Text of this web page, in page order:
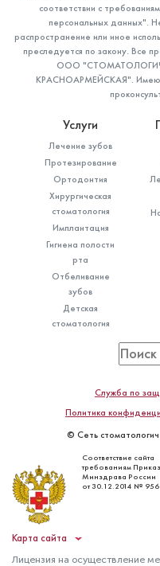
соответствии с
персональных данных".
распространение или иное
преследуется по закону. Все
ООО
КРАСНОАРМЕЙСКАЯ".
Услуги
Лечение зубов
Протезирование
Ортодонтия
Хирургическая
стоматология
Имплантация
Гигиена полости
рта
Отбеливание
зубов
Детская
стоматология
Служба по
Политика
© Сеть
Соответствие сайта
требованиям
Минздрава России
от 30.12.2014 № 956
Карта сайта
Лицензия на осуществление